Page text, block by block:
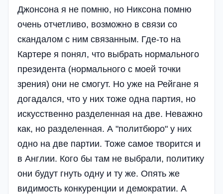
Джонсона я не помню, но Никсона помню
очень отчетливо, возможно в связи со
скандалом с ним связанным. Где-то на
Картере я понял, что выбрать нормального
президента (нормального с моей точки
зрения) они не смогут. Но уже на Рейгане я
догадался, что у них тоже одна партия, но
искусственно разделенная на две. Неважно
как, но разделенная. А "политбюро" у них
одно на две партии. Тоже самое творится и
в Англии. Кого бы там не выбрали, политику
они будут гнуть одну и ту же. Опять же
видимость конкуренции и демократии. А